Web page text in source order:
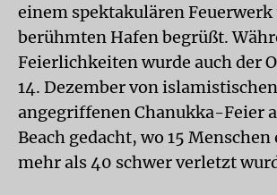
einem spektakulären Feuerwerk
berühmten Hafen begrüßt.
Feierlichkeiten wurde auch der
14. Dezember von
angegriffenen Chanukka-Feier
Beach gedacht, wo 15
mehr als 40 schwer verletzt